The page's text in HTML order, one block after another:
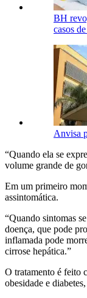
BH
casos
Anvisa
“Quando ela se
volume grande de
Em um primeiro
assintomática.
“Quando sintomas
doença, que pode
inflamada pode
cirrose hepática.”
O tratamento é feito
obesidade e